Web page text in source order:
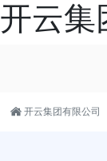
开云集
开云集团有限公司